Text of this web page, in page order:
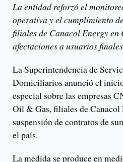
La entidad reforzó el
operativa y el cumplimiento
filiales de Canacol Energy
afectaciones a usuarios
La Superintendencia de
Domiciliarios anunció el
especial sobre las empresas
Oil & Gas, filiales de Canacol
suspensión de contratos de
el país.
La medida se produce en